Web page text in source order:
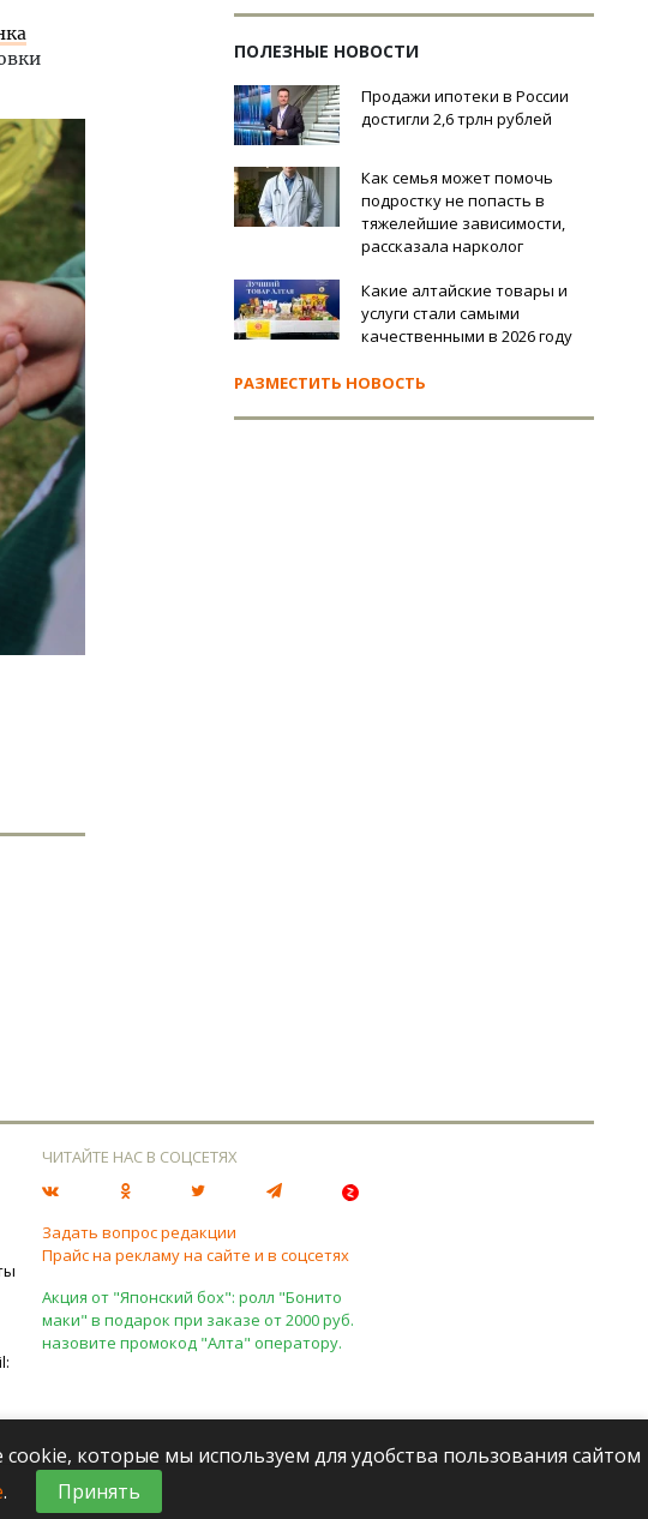
ПОЛЕЗНЫЕ НОВОСТИ
Продажи ипотеки в России
достигли 2,6 трлн рублей
Как семья может помочь
подростку не попасть в
тяжелейшие зависимости,
рассказала нарколог
Какие алтайские товары и
услуги стали самыми
качественными в 2026 году
РАЗМЕСТИТЬ НОВОСТЬ
ЧИТАЙТЕ НАС В СОЦСЕТЯХ
Задать вопрос редакции
Прайс на рекламу на сайте и в соцсетях
Акция от "Японский бох": ролл "Бонито
маки" в подарок при заказе от 2000 руб.
назовите промокод "Алта" оператору.
которые мы используем для удобства пользования сайтом
. Принять